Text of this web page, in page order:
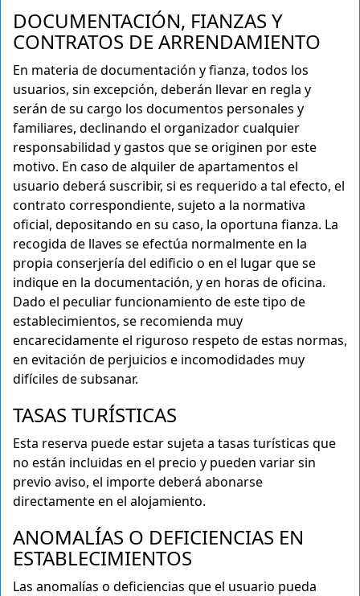
DOCUMENTACIÓN, FIANZAS Y
CONTRATOS DE ARRENDAMIENTO
En materia de documentación y fianza, todos los
usuarios, sin excepción, deberán llevar en regla y
serán de su cargo los documentos personales y
familiares, declinando el organizador cualquier
responsabilidad y gastos que se originen por este
motivo. En caso de alquiler de apartamentos el
usuario deberá suscribir, si es requerido a tal efecto, el
contrato correspondiente, sujeto a la normativa
oficial, depositando en su caso, la oportuna fianza. La
recogida de llaves se efectúa normalmente en la
propia conserjería del edificio o en el lugar que se
indique en la documentación, y en horas de oficina.
Dado el peculiar funcionamiento de este tipo de
establecimientos, se recomienda muy
encarecidamente el riguroso respeto de estas normas,
en evitación de perjuicios e incomodidades muy
difíciles de subsanar.
TASAS TURÍSTICAS
Esta reserva puede estar sujeta a tasas turísticas que
no están incluidas en el precio y pueden variar sin
previo aviso, el importe deberá abonarse
directamente en el alojamiento.
ANOMALÍAS O DEFICIENCIAS EN
ESTABLECIMIENTOS
Las anomalías o deficiencias que el usuario pueda